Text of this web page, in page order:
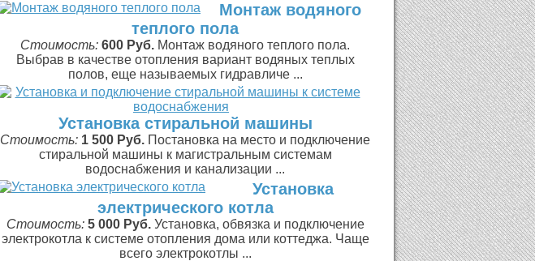
Монтаж водяного
теплого пола
Стоимость: 600 Руб. Монтаж водяного теплого пола.
Выбрав в качестве отопления вариант водяных теплых
полов, еще называемых гидравличе ...
Установка стиральной машины
Стоимость: 1 500 Руб. Постановка на место и подключение
стиральной машины к магистральным системам
водоснабжения и канализации ...
Установка
электрического котла
Стоимость: 5 000 Руб. Установка, обвязка и подключение
электрокотла к системе отопления дома или коттеджа. Чаще
всего электрокотлы ...